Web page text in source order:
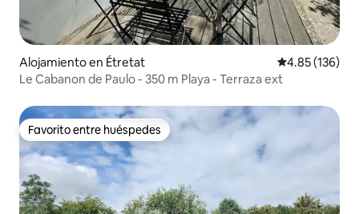
Alojamiento en Étretat Calificación
4.85 (136)
Le Cabanon de Paulo - 350 m Playa - Terraza ext
Favorito entre huéspedes
Favorito entre huéspedes